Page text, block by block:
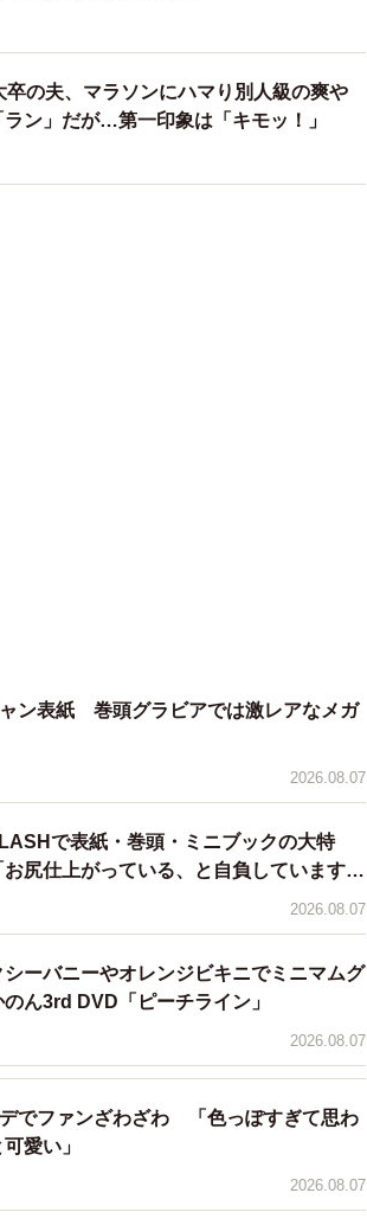
2025年）で世界中をチビらせたオズグッ
レートケーキ
かのように残りのチョコレートケーキを
の夫、マラソンにハマり別人級の爽や
ン」だが…第一印象は「キモッ！」
ン表紙 巻頭グラビアでは激レアなメガ
2026.08.07
で表紙・巻頭・ミニブックの大特
尻仕上がっている、と自負しています」
たい」
2026.08.07
ーバニーやオレンジビキニでミニマムグ
ん3rd DVD「ピーチライン」
2026.08.07
でファンざわざわ 「色っぽすぎて思わ
愛い」
2026.08.07